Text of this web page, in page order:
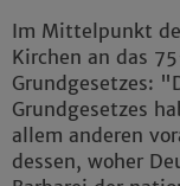
Im Mittelpunkt
Kirchen an das
Grundgesetzes:
Grundgesetzes
allem anderen
dessen, woher